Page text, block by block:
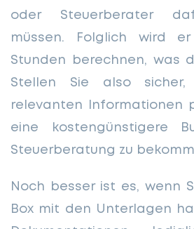
oder Steuerberater
müssen. Folglich wird
Stunden berechnen, was
Stellen Sie also
relevanten Informationen
eine kostengünstigere
Steuerberatung zu
Noch besser ist es, wenn
Box mit den Unterlagen